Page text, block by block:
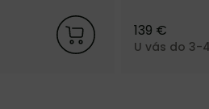
139 €
U vás do 3-